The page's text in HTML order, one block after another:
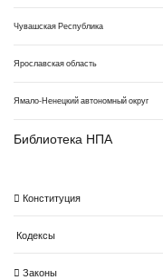
Чувашская Республика
Ярославская область
Ямало-Ненецкий автономный округ
Библиотека НПА
Конституция
Кодексы
Законы